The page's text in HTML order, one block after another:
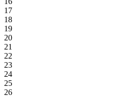
17
18
19
20
21
22
23
24
25
26